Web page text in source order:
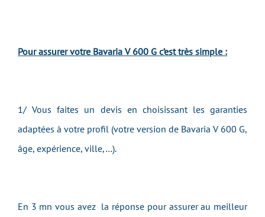
Pour assurer votre Bavaria V 600 G c’est très simple :
1/ Vous faites un devis en choisissant les garanties
adaptées à votre profil (votre version de Bavaria V 600 G,
âge, expérience, ville,…).
En 3 mn vous avez la réponse pour assurer au meilleur